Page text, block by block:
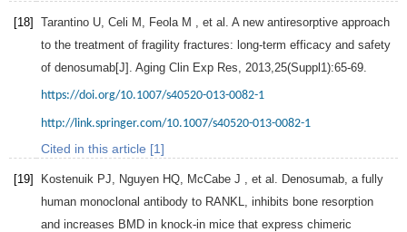
[18] Tarantino U Celi M Feola M , et al. A new antiresorptive approach
to the treatment of fragility fractures: long-term efficacy and safety
of denosumab[J]. Aging Clin Exp Res 2013 25(Suppl1):65-69.
https://doi.org/10.1007/s40520-013-0082-1
http://link.springer.com/10.1007/s40520-013-0082-1
Cited in this article [1]
[19] Kostenuik PJ Nguyen HQ McCabe J , et al. Denosumab, a fully
human monoclonal antibody to RANKL, inhibits bone resorption
and increases BMD in knock-in mice that express chimeric